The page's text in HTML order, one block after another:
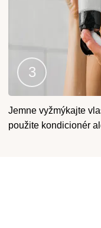
Krok
3
Jemne vyžmýkajte
použite kondicionér